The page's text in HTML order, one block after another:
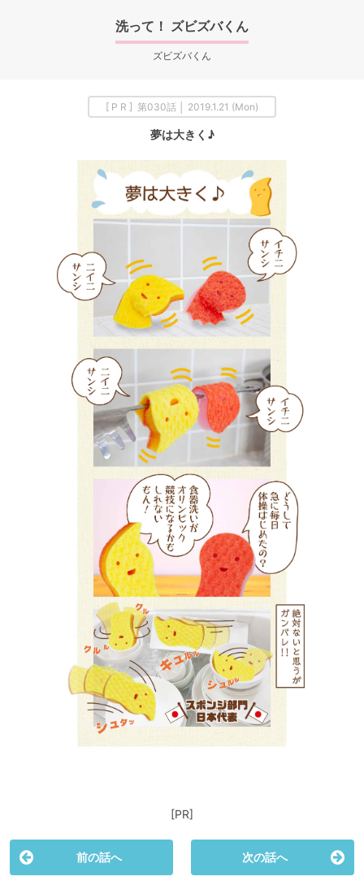
洗って！ ズビズバくん
ズビズバくん
[ P R ] 第030話 │ 2019.1.21 (Mon)
夢は大きく♪
[PR]
前の話へ 次の話へ